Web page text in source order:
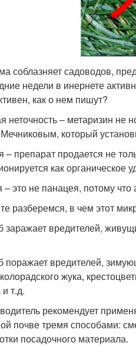
соблазняет садоводов,
недели в инернете
как о нем пишут?
неточность – метаризин не
который
– препарат продается не
как
– это не панацея, потому
разберемся, в чем этот
заражает вредителей,
поражает вредителей,
жука,
т.д.
рекомендует
почве тремя способами:
посадочного материала.